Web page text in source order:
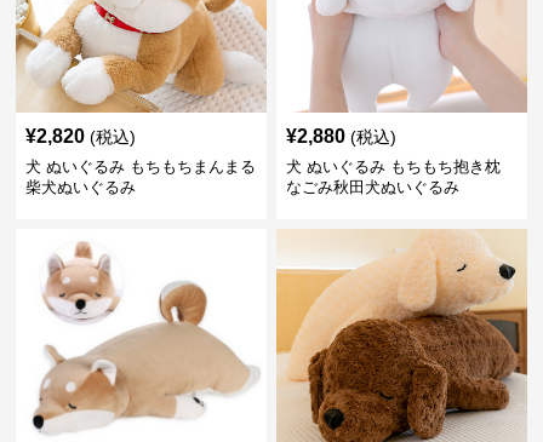
¥2,820 (税込)
犬 ぬいぐるみ もちもちまんまる
柴犬ぬいぐるみ
¥2,880 (税込)
犬 ぬいぐるみ もちもち抱き枕
なごみ秋田犬ぬいぐるみ